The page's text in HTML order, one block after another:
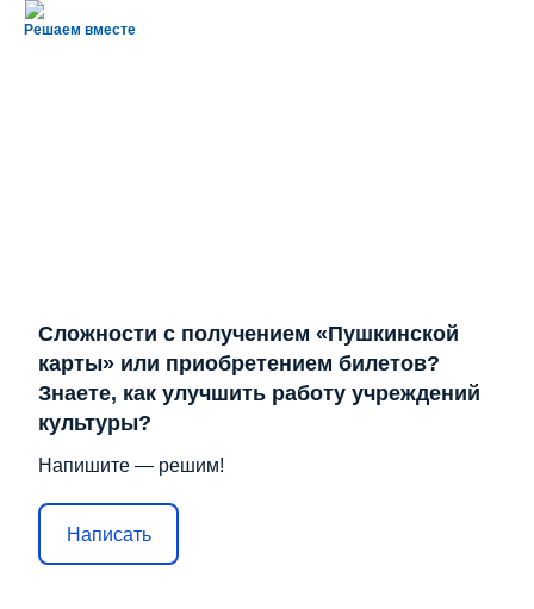
Решаем вместе
Сложности с получением «Пушкинской
карты» или приобретением билетов?
Знаете, как улучшить работу учреждений
культуры?
Напишите — решим!
Написать